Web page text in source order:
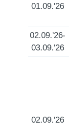
01.09.'26
02.09.'26-
03.09.'26
02.09.'26